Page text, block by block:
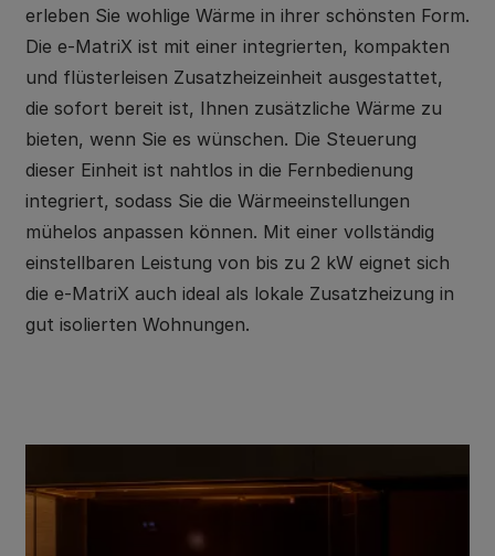
erleben Sie wohlige Wärme in ihrer schönsten Form.
Die e-MatriX ist mit einer integrierten, kompakten
und flüsterleisen Zusatzheizeinheit ausgestattet,
die sofort bereit ist, Ihnen zusätzliche Wärme zu
bieten, wenn Sie es wünschen. Die Steuerung
dieser Einheit ist nahtlos in die Fernbedienung
integriert, sodass Sie die Wärmeeinstellungen
mühelos anpassen können. Mit einer vollständig
einstellbaren Leistung von bis zu 2 kW eignet sich
die e-MatriX auch ideal als lokale Zusatzheizung in
gut isolierten Wohnungen.